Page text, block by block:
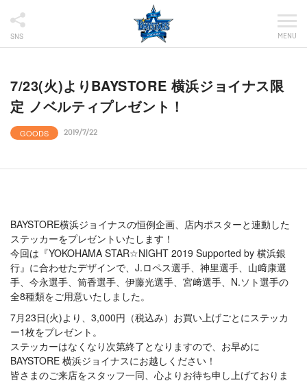
SNS MENU
7/23(火)よりBAYSTORE 横浜ジョイナス限
定 ノベルティプレゼント！
GOODS 2019/7/22
BAYSTORE横浜ジョイナスの恒例企画、店内ポスターと連動した
ステッカーをプレゼントいたします！
今回は『YOKOHAMA STAR☆NIGHT 2019 Supported by 横浜銀
行』に合わせたデザインで、J.ロペス選手、神里選手、山﨑康選
手、今永選手、筒香選手、伊藤光選手、宮﨑選手、N.ソト選手の
全8種類をご用意いたしました。
7月23日(火)より、3,000円（税込み）お買い上げごとにステッカ
ー1枚をプレゼント。
ステッカーはなくなり次第終了となりますので、お早めに
BAYSTORE 横浜ジョイナスにお越しください！
皆さまのご来店をスタッフ一同、心よりお待ち申し上げておりま